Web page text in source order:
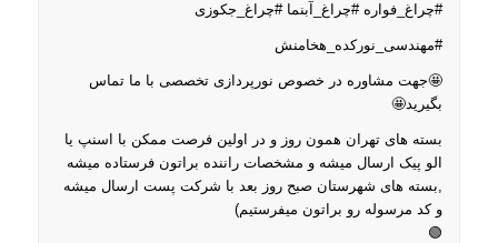
#چراغ_فواره #چراغ_آبنما #چراغ_جکوزی
#مهندسی_نورکده_هخامنش
🤩جهت مشاوره در خصوص نورپردازی تخصصی با ما تماس
بگیرید🤩
بسته های تهران همون روز و در اولین فرصت ممکن با اسنپ یا
الو پیک ارسال میشه و مشخصات راننده براتون فرستاده میشه
,بسته های شهرستان صبح روز بعد با شرکت پست ارسال میشه
و کد مرسوله رو براتون میفرستیم)
🟢